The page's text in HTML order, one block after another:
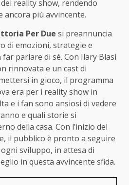
reality show, rendendo
ancora più avvincente.
Per Due si preannuncia
di emozioni, strategie e
parlare di sé. Con Ilary Blasi
rinnovata e un cast di
in gioco, il programma
era per i reality show in
e i fan sono ansiosi di vedere
e quali storie si
della casa. Con l’inizio del
il pubblico è pronto a seguire
sviluppo, in attesa di
in questa avvincente sfida.